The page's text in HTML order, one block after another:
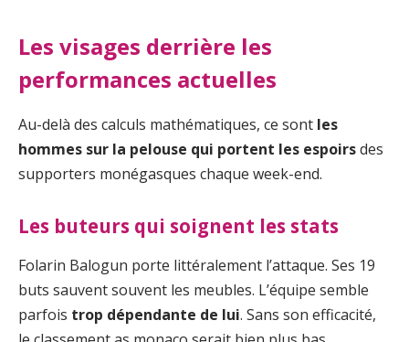
Les visages derrière les
performances actuelles
Au-delà des calculs mathématiques, ce sont les
hommes sur la pelouse qui portent les espoirsdes
supporters monégasques chaque week-end.
Les buteurs qui soignent les stats
Folarin Balogun porte littéralement l’attaque. Ses 19
buts sauvent souvent les meubles. L’équipe semble
parfois trop dépendante de lui. Sans son efficacité,